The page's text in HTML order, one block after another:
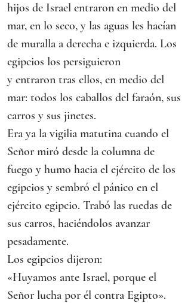
hijos de Israel entraron en medio del
mar, en lo seco, y las aguas les hacían
de muralla a derecha e izquierda. Los
egipcios los persiguieron
y entraron tras ellos, en medio del
mar: todos los caballos del faraón, sus
carros y sus jinetes.
Era ya la vigilia matutina cuando el
Señor miró desde la columna de
fuego y humo hacia el ejército de los
egipcios y sembró el pánico en el
ejército egipcio. Trabó las ruedas de
sus carros, haciéndolos avanzar
pesadamente.
Los egipcios dijeron:
«Huyamos ante Israel, porque el
Señor lucha por él contra Egipto».